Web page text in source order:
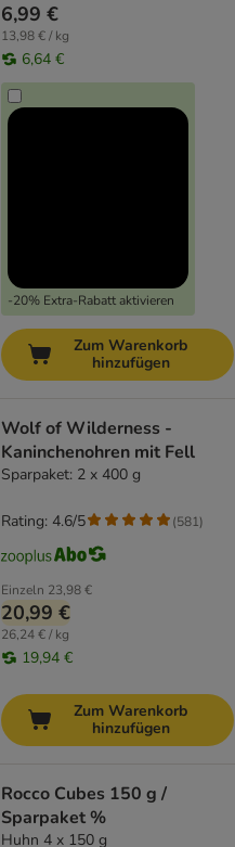
6,99 €
13,98 € / kg
6,64 €
-20% Extra-Rabatt aktivieren
Zum Warenkorb
hinzufügen
Wolf of Wilderness -
Kaninchenohren mit Fell
Sparpaket: 2 x 400 g
Einzeln 23,98 €
20,99 €
26,24 € / kg
19,94 €
Rating: 4.6/5 (581)
Zum Warenkorb
hinzufügen
Rocco Cubes 150 g /
Sparpaket %
Huhn 4 x 150 g